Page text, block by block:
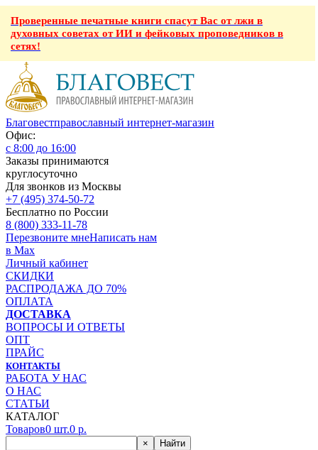
Проверенные печатные книги спасут Вас от лжи в
духовных советах от ИИ и фейковых проповедников в
сетях!
Благовестправославный интернет-магазин
Офис:
с 8:00 до 16:00
Заказы принимаются
круглосуточно
Для звонков из Москвы
+7 (495) 374-50-72
Бесплатно по России
8 (800) 333-11-78
Перезвоните мнеНаписать нам
в Max
Личный кабинет
СКИДКИ
РАСПРОДАЖА ДО 70%
ОПЛАТА
ДОСТАВКА
ВОПРОСЫ И ОТВЕТЫ
ОПТ
ПРАЙС
КОНТАКТЫ
РАБОТА У НАС
О НАС
СТАТЬИ
КАТАЛОГ
Товаров0 шт.0 р.
× Найти